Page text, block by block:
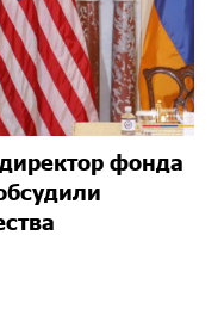
фонда